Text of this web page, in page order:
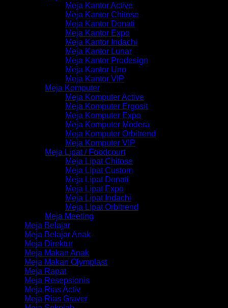
Meja Kantor Active
Meja Kantor Chitose
Meja Kantor Donati
Meja Kantor Expo
Meja Kantor Indachi
Meja Kantor Lunar
Meja Kantor Prodesign
Meja Kantor Uno
Meja Kantor VIP
Meja Komputer
Meja Komputer Active
Meja Komputer Ergosit
Meja Komputer Expo
Meja Komputer Modera
Meja Komputer Orbitrend
Meja Komputer VIP
Meja Lipat / Foodcourt
Meja Lipat Chitose
Meja Lipat Custom
Meja Lipat Donati
Meja Lipat Expo
Meja Lipat Indachi
Meja Lipat Orbitrend
Meja Meeting
Meja Belajar
Meja Belajar Anak
Meja Direktur
Meja Makan Anak
Meja Makan Olymplast
Meja Rapat
Meja Resepsionis
Meja Rias Activ
Meja Rias Graver